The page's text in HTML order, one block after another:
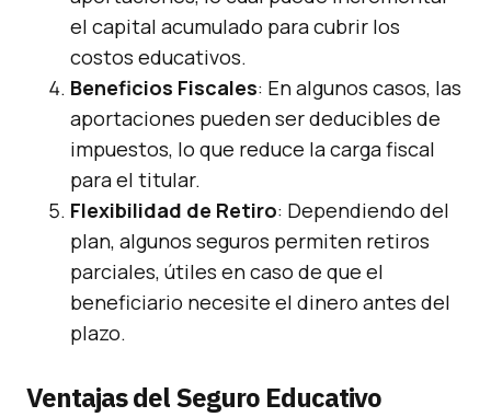
el capital acumulado para cubrir los
costos educativos.
Beneficios Fiscales: En algunos casos, las
aportaciones pueden ser deducibles de
impuestos, lo que reduce la carga fiscal
para el titular.
Flexibilidad de Retiro: Dependiendo del
plan, algunos seguros permiten retiros
parciales, útiles en caso de que el
beneficiario necesite el dinero antes del
plazo.
Ventajas del Seguro Educativo